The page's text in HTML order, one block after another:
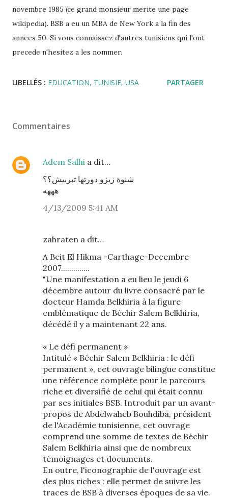
novembre 1985 (ce grand monsieur merite une page
wikipedia). BSB a eu un MBA de New York a la fin des
annees 50. Si vous connaissez d'autres tunisiens qui l'ont
precede n'hesitez a les nommer.
LIBELLÉS : EDUCATION TUNISIE USA PARTAGER
Commentaires
Adem Salhi a dit…
شنوة زيزو دورتها تبربيش؟؟
هههه
4/13/2009 5:41 AM
zahraten a dit…
A Beit El Hikma -Carthage-Decembre
2007..............
"Une manifestation a eu lieu le jeudi 6
décembre autour du livre consacré par le
docteur Hamda Belkhiria à la figure
emblématique de Béchir Salem Belkhiria,
décédé il y a maintenant 22 ans.
« Le défi permanent »
Intitulé « Béchir Salem Belkhiria : le défi
permanent », cet ouvrage bilingue constitue
une référence complète pour le parcours
riche et diversifié de celui qui était connu
par ses initiales BSB. Introduit par un avant-
propos de Abdelwaheb Bouhdiba, président
de l'Académie tunisienne, cet ouvrage
comprend une somme de textes de Béchir
Salem Belkhiria ainsi que de nombreux
témoignages et documents.
En outre, l'iconographie de l'ouvrage est
des plus riches : elle permet de suivre les
traces de BSB à diverses époques de sa vie.